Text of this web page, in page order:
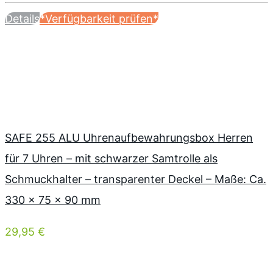
Details*Verfügbarkeit prüfen*
SAFE 255 ALU Uhrenaufbewahrungsbox Herren
für 7 Uhren – mit schwarzer Samtrolle als
Schmuckhalter – transparenter Deckel – Maße: Ca.
330 x 75 x 90 mm
29,95 €